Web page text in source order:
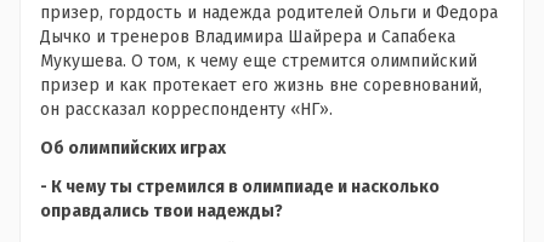
призер, гордость и надежда родителей Ольги и Федора
Дычко и тренеров Владимира Шайрера и Сапабека
Мукушева. О том, к чему еще стремится олимпийский
призер и как протекает его жизнь вне соревнований,
он рассказал корреспонденту «НГ».
Об олимпийских играх
- К чему ты стремился в олимпиаде и насколько
оправдались твои надежды?